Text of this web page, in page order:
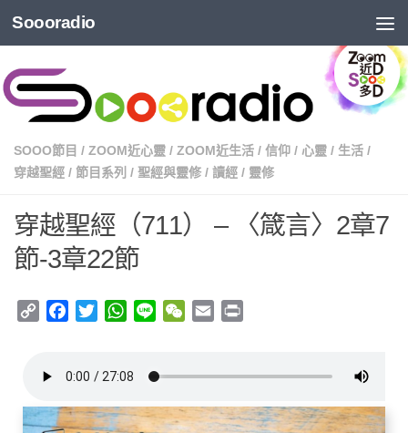
Soooradio
SOOO節目 / ZOOM近心靈 / ZOOM近生活 / 信仰 / 心靈 / 生活 /
穿越聖經 / 節目系列 / 聖經與靈修 / 讀經 / 靈修
穿越聖經（711） – 〈箴言〉2章7
節-3章22節
Copy
Facebook
TwitterWhatsApp
Line WeChat
Email